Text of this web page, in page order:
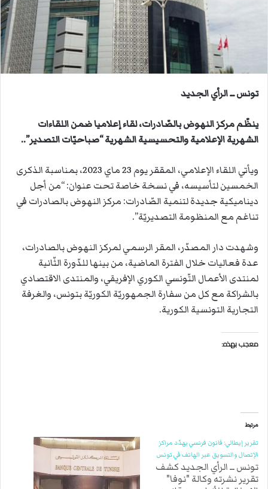
ا
إ
ل
و
ي
ا
تونس ــ الرأي الجديد
ينظّم مركز النهوض بالصّادرات، لقاء إعلاميا ضمن اللقاءات
الشهرية الإعلامية والتحسيسية الشهرية “صباحيّات التصدير”..
ويأتي اللقاء الإعلامي، المققر يوم 23 ماي 2023، بمناسبة الذكرى
الخمسين لتأسيسه، في نسخة خاصة تحت عنوان: “من أجل
ديناميكية جديدة لتنمية الصّادرات: مركز النهوض بالصادرات في
تناغم مع المنظومة التصديريّة”.
وشهدت دار المصدّر، المقر الرسمي لمركز النهوض بالصادرات،
عدة فعاليات خلال الفترة الماضية، من بينها للدّورة الثّانية
لمنتدى الأعمال التّونسي الكوري الإفريقي، والمنتدى الاقتصادي
بالشراكة مع كل من سفارة الجمهوريّة الكوريّة بتونس، والغرفة
التجارية التونسية الكورية.
معجب بهذه:
مرتبط
تقرير إيطالي: قانون فرنسي يهدّد مراكز
الإتصال والتسويق عبر الهاتف في تونس
تونس ــ الرأي الجديد كشف
تقرير نشرته وكالة "نوفا"